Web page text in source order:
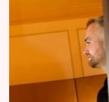
Seriály
Horoskopy
Sledujte prima+